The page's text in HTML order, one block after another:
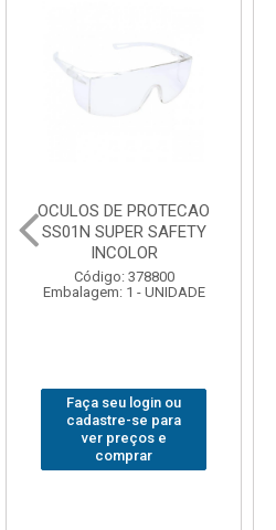
OCULOS DE PROTECAO
SS01N SUPER SAFETY
INCOLOR
Código: 378800
Embalagem: 1 - UNIDADE
Faça seu login ou
cadastre-se para
ver preços e
comprar